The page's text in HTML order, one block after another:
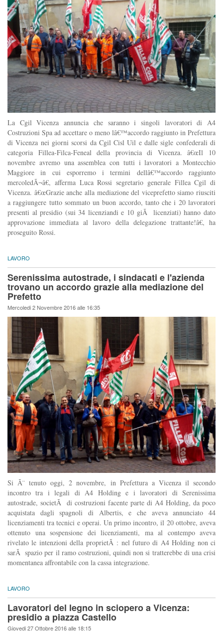
La Cgil Vicenza annuncia che saranno i singoli lavoratori di A4
Costruzioni Spa ad accettare o meno lâ€™accordo raggiunto in Prefettura
di Vicenza nei giorni scorsi da Cgil Cisl Uil e dalle sigle confederali di
categoria Fillea-Filca-Feneal della provincia di Vicenza. â€œIl 10
novembre avremo una assemblea con tutti i lavoratori a Montecchio
Maggiore in cui esporremo i termini dellâ€™accordo raggiunto
mercoledÃ¬â€, afferma Luca Rossi segretario generale Fillea Cgil di
Vicenza. â€œGrazie anche alla mediazione del viceprefetto siamo riusciti
a raggiungere tutto sommato un buon accordo, tanto che i 20 lavoratori
presenti al presidio (sui 34 licenziandi e 10 giÃ licenziati) hanno dato
approvazione immediata al lavoro della delegazione trattante!â€, ha
proseguito Rossi.
LAVORO
Serenissima autostrade, i sindacati e l'azienda
trovano un accordo grazie alla mediazione del
Prefetto
Mercoledi 2 Novembre 2016 alle 16:35
Si Ã¨ tenuto oggi, 2 novembre, in Prefettura a Vicenza il secondo
incontro tra i legali di A4 Holding e i lavoratori di Serenissima
autostrade, societÃ di costruzioni facente parte di A4 Holding, da poco
acquistata dagli spagnoli di Albertis, e che aveva annunciato 44
licenziamenti tra tecnici e operai. Un primo incontro, il 20 ottobre, aveva
ottenuto una sospensione dei licenziamenti, ma al contempo aveva
rivelato le intenzioni della proprietÃ : nel futuro di A4 Holding non ci
sarÃ spazio per il ramo costruzioni, quindi non si tratterebbe di una crisi
momentanea affrontabile con la cassa integrazione.
LAVORO
Lavoratori del legno in sciopero a Vicenza:
presidio a piazza Castello
Giovedi 27 Ottobre 2016 alle 18:15